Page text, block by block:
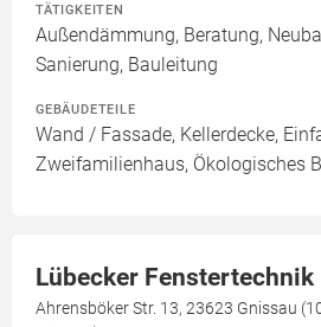
TÄTIGKEITEN
Außendämmung, Beratung,
Sanierung, Bauleitung
GEBÄUDETEILE
Wand / Fassade, Kellerdecke,
Zweifamilienhaus, Ökologisches
Lübecker Fenstertechnik
Ahrensböker Str. 13, 23623 Gnissau